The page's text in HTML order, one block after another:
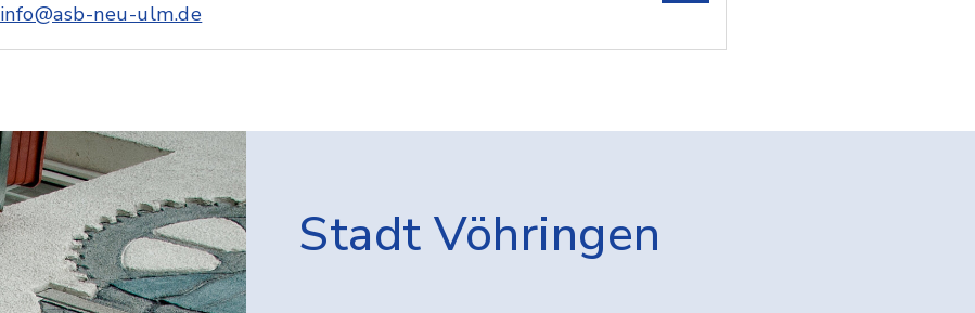
info@asb-neu-ulm.de
Stadt Vöhringen